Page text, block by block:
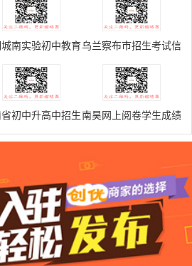
平考试网上报名系统
城南实验初中教育
团成绩查询系统
乌兰察布市招生考试信
息网
初中升高中招生南昊网上阅卷学生成绩